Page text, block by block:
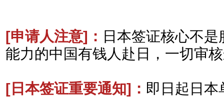
[申请人注意]： 日本签证核心不
能力的中国有钱人赴日，一切审
[日本签证重要通知]： 即日起日本